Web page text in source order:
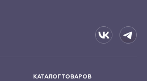
КАТАЛОГ ТОВАРОВ